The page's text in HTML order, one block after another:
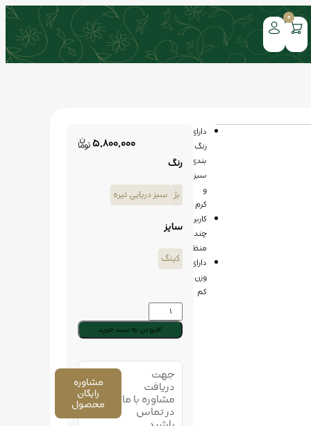
0
دارای
رنگ
بندی
سبز
و
کرم
کاربرد
چند
منظوره
دارای
وزن
کم
5,800,000
رنگ
بژ سبز دریایی تیره
سایز
کینگ
افزودن به سبد خرید
جهت
دریافت
مشاوره با ما
در تماس
مشاوره
رایگان
محصول